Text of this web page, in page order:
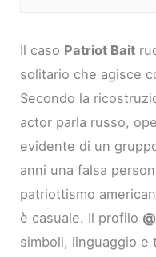
Il caso Patriot Bait
solitario che agisce
Secondo la
actor parla russo,
evidente di un
anni una falsa
patriottismo
è casuale. Il profilo
simboli, linguaggio e